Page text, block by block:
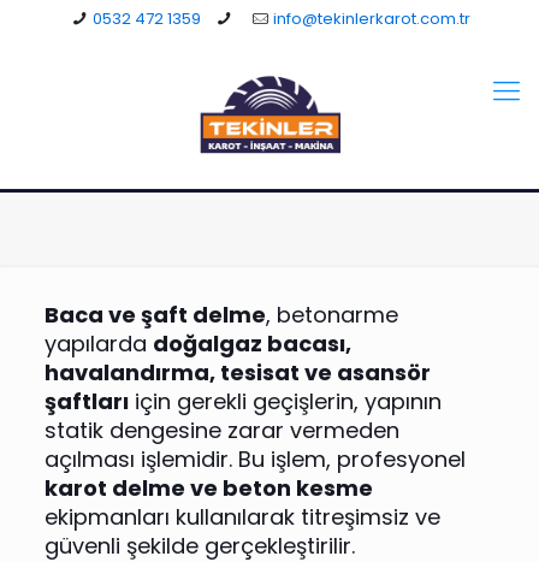
0532 472 1359 info@tekinlerkarot.com.tr
Baca ve şaft delme, betonarme
yapılarda doğalgaz bacası,
havalandırma, tesisat ve asansör
şaftlarıiçin gerekli geçişlerin, yapının
statik dengesine zarar vermeden
açılması işlemidir. Bu işlem, profesyonel
karot delme ve beton kesme
ekipmanları kullanılarak titreşimsiz ve
güvenli şekilde gerçekleştirilir.